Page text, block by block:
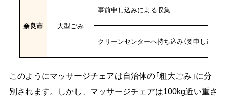
奈良市 大型ごみ
事前申し込みによる収集
クリーンセンターへ持ち込み（要申し込み）
このようにマッサージチェアは自治体の「粗大ごみ」に分
別されます。しかし、マッサージチェアは100kg近い重さ